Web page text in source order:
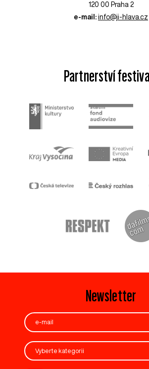
120 00 Praha 2
e-mail: info@ji-hlava.cz
Partnerství
Newsletter
Vyberte kategorii